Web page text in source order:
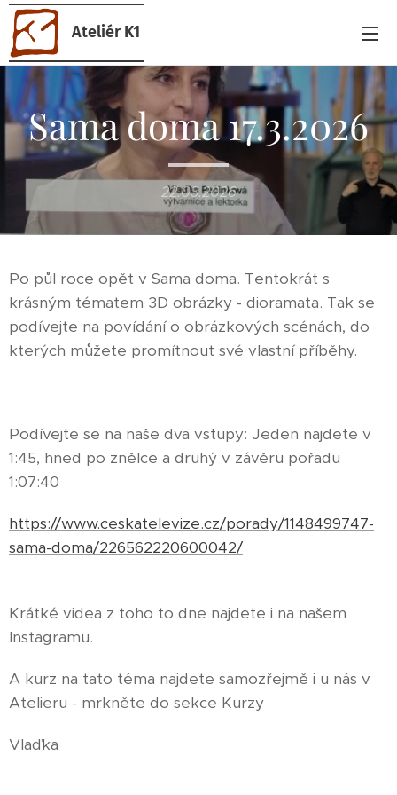
Ateliér K1
Sama doma 17.3.2026
22.03.2026
Po půl roce opět v Sama doma. Tentokrát s
krásným tématem 3D obrázky - dioramata. Tak se
podívejte na povídání o obrázkových scénách, do
kterých můžete promítnout své vlastní příběhy.
Podívejte se na naše dva vstupy: Jeden najdete v
1:45, hned po znělce a druhý v závěru pořadu
1:07:40
https://www.ceskatelevize.cz/porady/1148499747-
sama-doma/226562220600042/
Krátké videa z toho to dne najdete i na našem
Instagramu.
A kurz na tato téma najdete samozřejmě i u nás v
Atelieru - mrkněte do sekce Kurzy
Vlaďka